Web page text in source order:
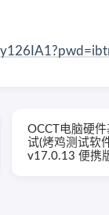
OCCT电脑硬件
试(烤鸡测试软
v17.0.13 便携